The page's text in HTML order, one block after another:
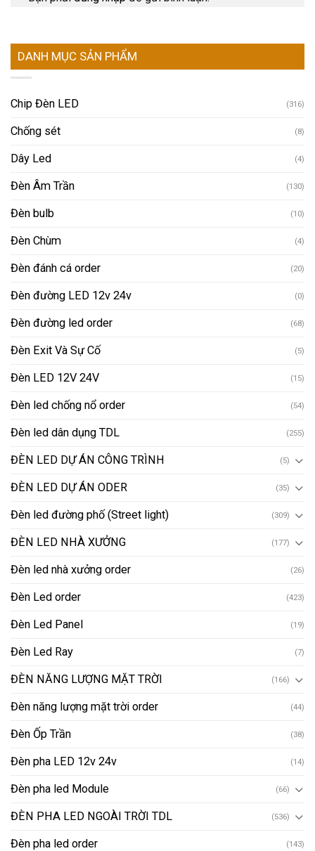
DANH MỤC SẢN PHẨM
Chip Đèn LED (316)
Chống sét (8)
Dây Led (4)
Đèn Âm Trần (130)
Đèn bulb (10)
Đèn Chùm (4)
Đèn đánh cá order (20)
Đèn đường LED 12v 24v (0)
Đèn đường led order (68)
Đèn Exit Và Sự Cố (5)
Đèn LED 12V 24V (15)
Đèn led chống nổ order (54)
Đèn led dân dụng TDL (255)
ĐÈN LED DỰ ÁN CÔNG TRÌNH (5)
ĐÈN LED DỰ ÁN ODER (35)
Đèn led đường phố (Street light) (309)
ĐÈN LED NHÀ XƯỞNG (177)
Đèn led nhà xưởng order (26)
Đèn Led order (423)
Đèn Led Panel (19)
Đèn Led Ray (7)
ĐÈN NĂNG LƯỢNG MẶT TRỜI (166)
Đèn năng lượng mặt trời order (44)
Đèn Ốp Trần (38)
Đèn pha LED 12v 24v (14)
Đèn pha led Module (66)
ĐÈN PHA LED NGOÀI TRỜI TDL (536)
Đèn pha led order (143)